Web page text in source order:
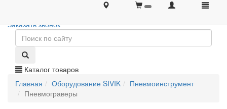
+7 (495) 646-08-66 +7 (495) 646-08-66
Заказать звонок
Каталог товаров
Главная
Оборудование SIVIK
Пневмоинструмент
Пневмограверы